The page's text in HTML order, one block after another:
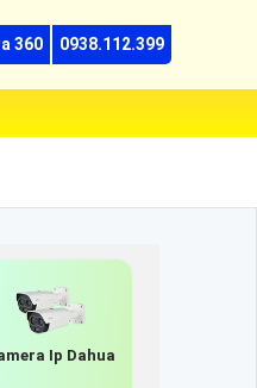
360 0938.112.399
Ip Dahua